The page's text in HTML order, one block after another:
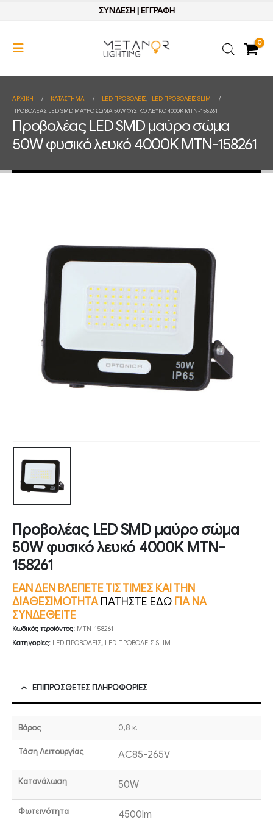
ΣΥΝΔΕΣΗ| ΕΓΓΡΑΦΗ
0
ΑΡΧΙΚΉ ΚΑΤΆΣΤΗΜΑ LED ΠΡΟΒΟΛΕΙΣ,
LED ΠΡΟΒΟΛΕΙΣ SLIM
ΠΡΟΒΟΛΈΑΣ LED SMD ΜΑΎΡΟ ΣΏΜΑ 50W ΦΥΣΙΚΌ ΛΕΥΚΌ 4000K MTN-158261
Προβολέας LED SMD μαύρο σώμα
50W φυσικό λευκό 4000K MTN-158261
Προβολέας LED SMD μαύρο σώμα
50W φυσικό λευκό 4000K MTN-
158261
ΕΑΝ ΔΕΝ ΒΛΕΠΕΤΕ ΤΙΣ ΤΙΜΕΣ ΚΑΙ ΤΗΝ
ΔΙΑΘΕΣΙΜΟΤΗΤΑ ΠΑΤΗΣΤΕ ΕΔΩ ΓΙΑ ΝΑ
ΣΥΝΔΕΘΕΙΤΕ
Κωδικός προϊόντος: MTN-158261
Κατηγορίες: LED ΠΡΟΒΟΛΕΙΣ, LED ΠΡΟΒΟΛΕΙΣ SLIM
ΕΠΙΠΡΌΣΘΕΤΕΣ ΠΛΗΡΟΦΟΡΊΕΣ
Βάρος 0,8 κ.
Τάση Λειτουργίας AC85-265V
Κατανάλωση 50W
Φωτεινότητα 4500lm